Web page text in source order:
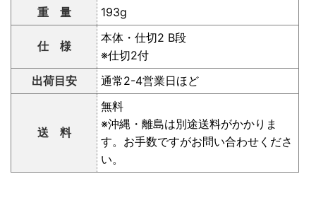
重 量
193g
仕 様
本体・仕切2 B段
※仕切2付
出荷目安
通常2-4営業日ほど
送 料
無料
※沖縄・離島は別途送料がかかりま
す。お手数ですがお問い合わせくださ
い。